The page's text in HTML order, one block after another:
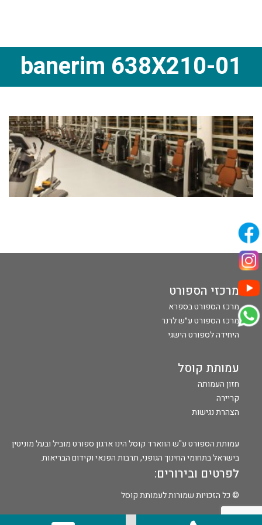
banerim 638X210-01
מרכזי הספורט
מרכז הספורט בספרא
מרכז הספורט ע״ש לרנר
היחידה לספורט הישגי
עמותת קוסל
חזון העמותה
קריירה
הצהרת נגישות
עמותת הספורט ע"ש הווארד קוסל הינו ארגון ספורט מוביל ובעל מוניטין
בישראל בתחומי החינוך הגופני, תרבות הפנאי וקידום הבריאות.
לפרטים ובירורים:
© כל הזכויות שמורות לעמותת קוסל